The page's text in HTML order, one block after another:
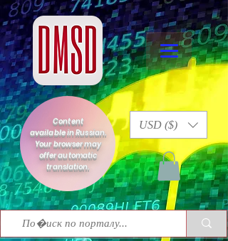
Content
available in Russian.
Your browser may
offer automatic
translation.
USD ($)